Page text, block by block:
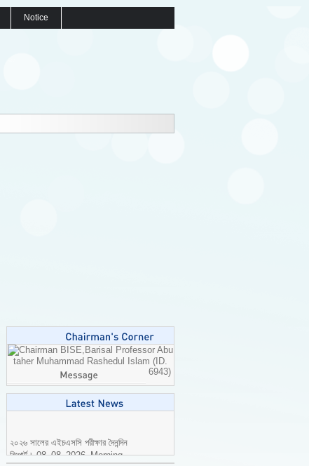
Notice
Professor Abu
taher Muhammad Rashedul Islam (ID.
6943)
রিপোর্ট। 08_08_2026_Morning
2026-08-08